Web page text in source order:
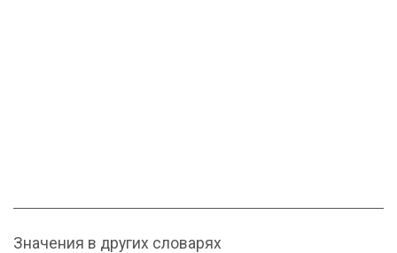
Значения в других словарях